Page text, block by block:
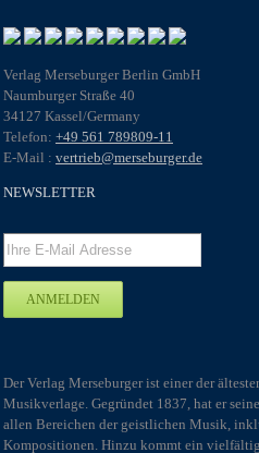
Verlag Merseburger Berlin GmbH
Naumburger Straße 40
34127 Kassel/Germany
Telefon: +49 561 789809-11
E-Mail : vertrieb@merseburger.de
NEWSLETTER
Der Verlag Merseburger ist einer der
Musikverlage. Gegründet 1837, hat er
allen Bereichen der geistlichen Musik,
Kompositionen. Hinzu kommt ein